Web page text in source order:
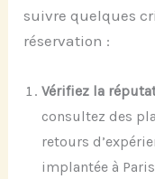
suivre quelques
réservation :
Vérifiez la
consultez des
retours
implantée à